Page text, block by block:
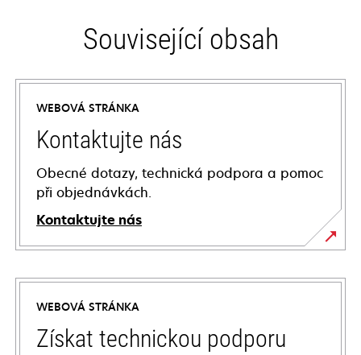
Související obsah
WEBOVÁ STRÁNKA
Kontaktujte nás
Obecné dotazy, technická podpora a pomoc
při objednávkách.
Kontaktujte nás
WEBOVÁ STRÁNKA
Získat technickou podporu